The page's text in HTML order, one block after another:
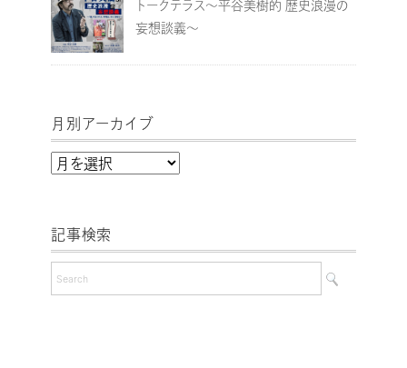
トークテラス～平谷美樹的 歴史浪漫の
妄想談義～
月別アーカイブ
月
ー
カ
記事検索